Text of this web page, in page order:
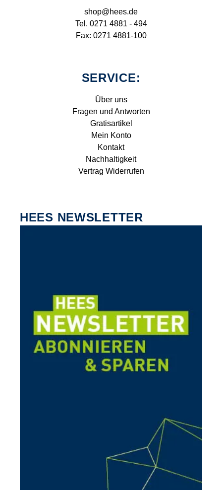
shop@hees.de
Tel. 0271 4881 - 494
Fax: 0271 4881-100
SERVICE:
Über uns
Fragen und Antworten
Gratisartikel
Mein Konto
Kontakt
Nachhaltigkeit
Vertrag Widerrufen
HEES NEWSLETTER